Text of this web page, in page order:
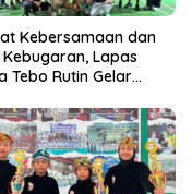
Kebersamaan dan
Lapas
Tebo Rutin Gelar